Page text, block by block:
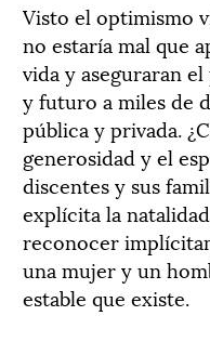
Visto el optimismo
no estaría mal que
vida y aseguraran
y futuro a miles de
pública y privada.
generosidad y el
discentes y sus
explícita la
reconocer
una mujer y un
estable que existe.